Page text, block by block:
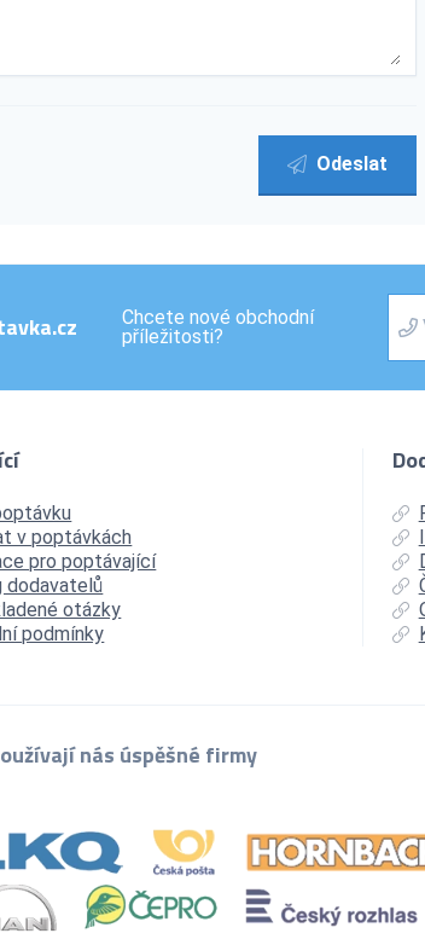
Odeslat
Chcete nové obchodní
příležitosti?
v poptávkách
pro poptávající
dodavatelů
otázky
podmínky
nás úspěšné firmy